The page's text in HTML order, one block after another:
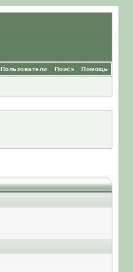
Помощь
Поиск
Пользователи